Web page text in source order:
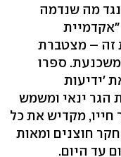
מה שנדמה
"אקדמיית
זה – מצטברת
ספרו
'ידיעות
הגר ינאי ומשמש
חייו, מקדיש את כל
חקר חוצנים ומאות
עד היום.